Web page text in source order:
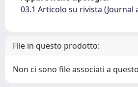
03.1 Articolo su rivista (Journal
File in questo prodotto:
Non ci sono file associati a